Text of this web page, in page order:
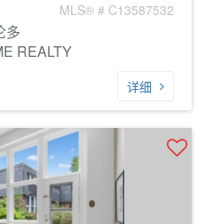
MLS® # C13587532
多
REALTY
详细